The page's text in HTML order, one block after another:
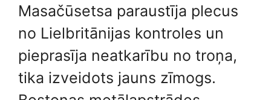
Masačūsetsa paraustīja plecus
no Lielbritānijas kontroles un
pieprasīja neatkarību no troņa,
tika izveidots jauns zīmogs.